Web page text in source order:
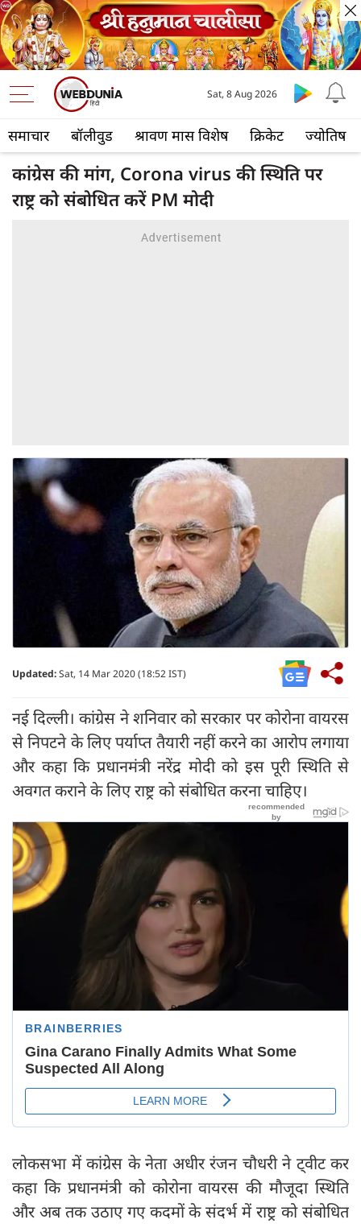
समाचार बॉलीवुड श्रावण मास विशेष क्रिकेट ज्योतिष
Sat, 8 Aug 2026
कांग्रेस की मांग, Corona virus की स्थिति पर
राष्ट्र को संबोधित करें PM मोदी
Updated:Sat, 14 Mar 2020 (18:52 IST)
नई दिल्ली। कांग्रेस ने शनिवार को सरकार पर कोरोना वायरस
से निपटने के लिए पर्याप्त तैयारी नहीं करने का आरोप लगाया
और कहा कि प्रधानमंत्री नरेंद्र मोदी को इस पूरी स्थिति से
अवगत कराने के लिए राष्ट्र को संबोधित करना चाहिए।
लोकसभा में कांग्रेस के नेता अधीर रंजन चौधरी ने ट्वीट कर
कहा कि प्रधानमंत्री को कोरोना वायरस की मौजूदा स्थिति
और अब तक उठाए गए कदमों के संदर्भ में राष्ट्र को संबोधित